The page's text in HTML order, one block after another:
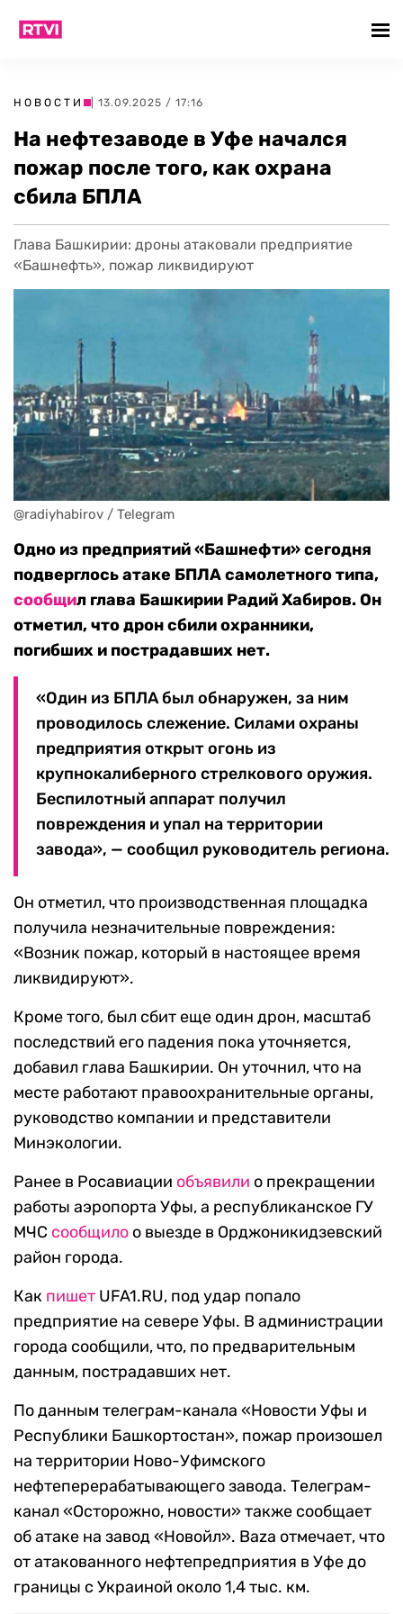
НОВОСТИ | 13.09.2025 / 17:16
На нефтезаводе в Уфе начался
пожар после того, как охрана
сбила БПЛА
Глава Башкирии: дроны атаковали предприятие
«Башнефть», пожар ликвидируют
@radiyhabirov / Telegram
Одно из предприятий «Башнефти» сегодня
подверглось атаке БПЛА самолетного типа,
сообщил глава Башкирии Радий Хабиров. Он
отметил, что дрон сбили охранники,
погибших и пострадавших нет.
«Один из БПЛА был обнаружен, за ним
проводилось слежение. Силами охраны
предприятия открыт огонь из
крупнокалиберного стрелкового оружия.
Беспилотный аппарат получил
повреждения и упал на территории
завода», — сообщил руководитель региона.
Он отметил, что производственная площадка
получила незначительные повреждения:
«Возник пожар, который в настоящее время
ликвидируют».
Кроме того, был сбит еще один дрон, масштаб
последствий его падения пока уточняется,
добавил глава Башкирии. Он уточнил, что на
месте работают правоохранительные органы,
руководство компании и представители
Минэкологии.
Ранее в Росавиации объявили о прекращении
работы аэропорта Уфы, а республиканское ГУ
МЧС сообщило о выезде в Орджоникидзевский
район города.
Как пишет UFA1.RU, под удар попало
предприятие на севере Уфы. В администрации
города сообщили, что, по предварительным
данным, пострадавших нет.
По данным телеграм-канала «Новости Уфы и
Республики Башкортостан», пожар произошел
на территории Ново-Уфимского
нефтеперерабатывающего завода. Телеграм-
канал «Осторожно, новости» также сообщает
об атаке на завод «Новойл». Baza отмечает, что
от атакованного нефтепредприятия в Уфе до
границы с Украиной около 1,4 тыс. км.